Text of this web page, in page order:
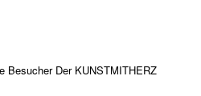
Besucher Der KUNSTMITHERZ